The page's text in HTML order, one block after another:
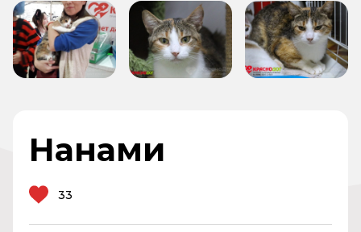
Нанами
33